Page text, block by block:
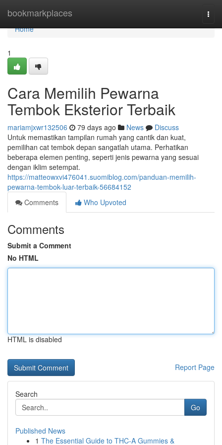
bookmarkplaces
Home
Home
1
Cara Memilih Pewarna
Tembok Eksterior Terbaik
mariamjxwr132506 79 days ago News
Discuss
Untuk memastikan tampilan rumah yang cantik dan kuat,
pemilihan cat tembok depan sangatlah utama. Perhatikan
beberapa elemen penting, seperti jenis pewarna yang sesuai
dengan iklim setempat.
https://matteowxvi476041.suomiblog.com/panduan-memilih-
pewarna-tembok-luar-terbaik-56684152
Comments
Who Upvoted
Comments
Submit a Comment
No HTML
HTML is disabled
Report Page
Search
Go
Published News
1 The Essential Guide to THC-A Gummies &